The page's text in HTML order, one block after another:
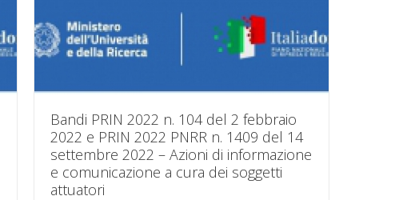
Bandi PRIN 2022 n. 104 del 2 febbraio
2022 e PRIN 2022 PNRR n. 1409 del 14
settembre 2022 – Azioni di informazione
e comunicazione a cura dei soggetti
attuatori